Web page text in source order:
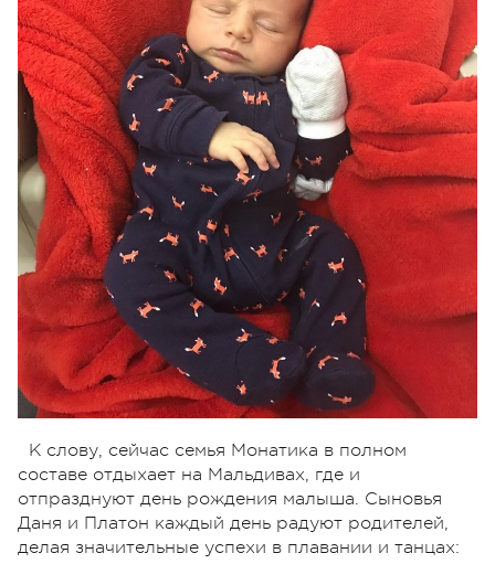
К слову, сейчас семья Монатика в полном
составе отдыхает на Мальдивах, где и
отпразднуют день рождения малыша. Сыновья
Даня и Платон каждый день радуют родителей,
делая значительные успехи в плавании и танцах: